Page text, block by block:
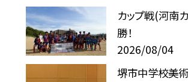
カップ戦(河南
勝！
2026/08/04
堺市中学校美